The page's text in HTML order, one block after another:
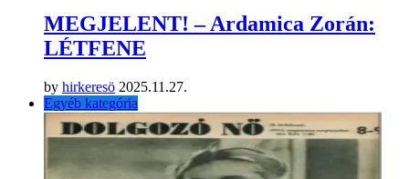
MEGJELENT! – Ardamica Zorán:
LÉTFENE
by hirkeresö 2025.11.27.
Egyéb kategória